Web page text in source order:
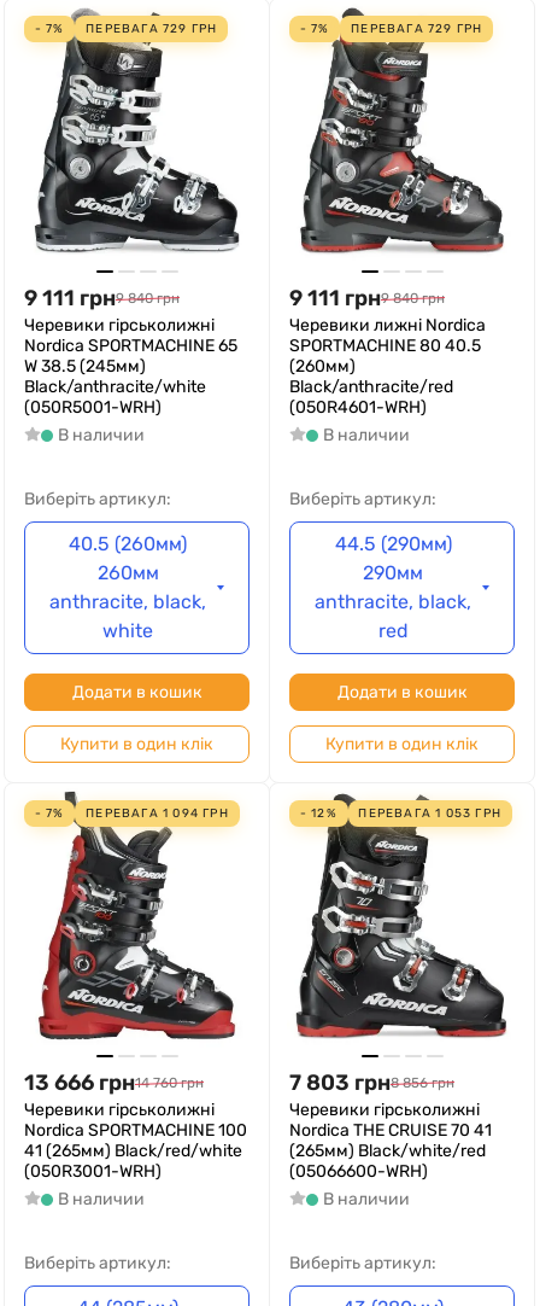
- 7% ПЕРЕВАГА729 ГРН
9 111 грн9 840 грн
Черевики гірськолижні
Nordica SPORTMACHINE 65
W 38.5 (245мм)
Black/anthracite/white
(050R5001-WRH)
В наличии
Виберіть артикул:
40.5 (260мм)
260мм
anthracite, black,
white
Додати в кошик
Купити в один клік
- 7% ПЕРЕВАГА729 ГРН
9 111 грн9 840 грн
Черевики лижні Nordica
SPORTMACHINE 80 40.5
(260мм)
Black/anthracite/red
(050R4601-WRH)
В наличии
Виберіть артикул:
44.5 (290мм)
290мм
anthracite, black,
red
Додати в кошик
Купити в один клік
- 7% ПЕРЕВАГА1 094 ГРН
13 666 грн14 760 грн
Черевики гірськолижні
Nordica SPORTMACHINE 100
41 (265мм) Black/red/white
(050R3001-WRH)
В наличии
Виберіть артикул:
- 12% ПЕРЕВАГА1 053 ГРН
7 803 грн8 856 грн
Черевики гірськолижні
Nordica THE CRUISE 70 41
(265мм) Black/white/red
(05066600-WRH)
В наличии
Виберіть артикул: